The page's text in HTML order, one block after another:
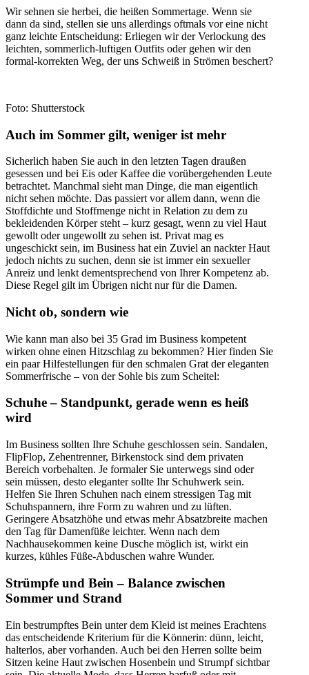
Wir sehnen sie herbei, die heißen Sommertage. Wenn sie
dann da sind, stellen sie uns allerdings oftmals vor eine nicht
ganz leichte Entscheidung: Erliegen wir der Verlockung des
leichten, sommerlich-luftigen Outfits oder gehen wir den
formal-korrekten Weg, der uns Schweiß in Strömen beschert?
Foto: Shutterstock
Auch im Sommer gilt, weniger ist mehr
Sicherlich haben Sie auch in den letzten Tagen draußen
gesessen und bei Eis oder Kaffee die vorübergehenden Leute
betrachtet. Manchmal sieht man Dinge, die man eigentlich
nicht sehen möchte. Das passiert vor allem dann, wenn die
Stoffdichte und Stoffmenge nicht in Relation zu dem zu
bekleidenden Körper steht – kurz gesagt, wenn zu viel Haut
gewollt oder ungewollt zu sehen ist. Privat mag es
ungeschickt sein, im Business hat ein Zuviel an nackter Haut
jedoch nichts zu suchen, denn sie ist immer ein sexueller
Anreiz und lenkt dementsprechend von Ihrer Kompetenz ab.
Diese Regel gilt im Übrigen nicht nur für die Damen.
Nicht ob, sondern wie
Wie kann man also bei 35 Grad im Business kompetent
wirken ohne einen Hitzschlag zu bekommen? Hier finden Sie
ein paar Hilfestellungen für den schmalen Grat der eleganten
Sommerfrische – von der Sohle bis zum Scheitel:
Schuhe – Standpunkt, gerade wenn es heiß
wird
Im Business sollten Ihre Schuhe geschlossen sein. Sandalen,
FlipFlop, Zehentrenner, Birkenstock sind dem privaten
Bereich vorbehalten. Je formaler Sie unterwegs sind oder
sein müssen, desto eleganter sollte Ihr Schuhwerk sein.
Helfen Sie Ihren Schuhen nach einem stressigen Tag mit
Schuhspannern, ihre Form zu wahren und zu lüften.
Geringere Absatzhöhe und etwas mehr Absatzbreite machen
den Tag für Damenfüße leichter. Wenn nach dem
Nachhausekommen keine Dusche möglich ist, wirkt ein
kurzes, kühles Füße-Abduschen wahre Wunder.
Strümpfe und Bein – Balance zwischen
Sommer und Strand
Ein bestrumpftes Bein unter dem Kleid ist meines Erachtens
das entscheidende Kriterium für die Könnerin: dünn, leicht,
halterlos, aber vorhanden. Auch bei den Herren sollte beim
Sitzen keine Haut zwischen Hosenbein und Strumpf sichtbar